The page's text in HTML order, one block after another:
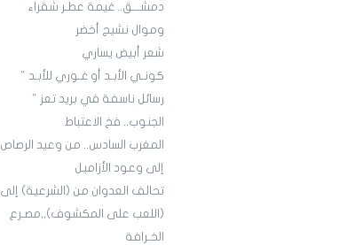
دمشـــق.. غيمة عطـر شقراء
وموال نشيج أخضر
شعر أبيض يساري
كونـي الأبـد أو غـوري للأبـد "
رسائل ناسفة في بريد تعز "
الجنوب.. فخ الاعتباط
المغرب السادس.. من وعيد الرصاص
إلى وعود الأزاميل
تحالف العدوان من (الشرعية) إلى
(اللعب على المكشوف),,مصـرع
الخـرافة